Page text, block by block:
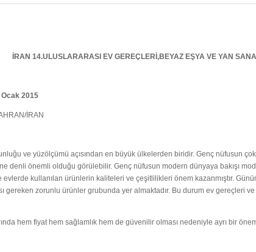
İRAN 14.ULUSLARARASI EV GEREÇLERİ,BEYAZ EŞYA VE YAN
2015
ve yüzölçümü açısından en büyük ülkelerden biridir. Genç nüfusun
denli önemli olduğu görülebilir. Genç nüfusun modern dünyaya bakışı
kullanılan ürünlerin kaliteleri ve çeşitlilikleri önem kazanmıştır.
gereken zorunlu ürünler grubunda yer almaktadır. Bu durum ev gereçleri
hem fiyat hem sağlamlık hem de güvenilir olması nedeniyle ayrı bir önem